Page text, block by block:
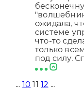
ожидала,
системе
что-то
только
под силу.
... 10 11 12 ...